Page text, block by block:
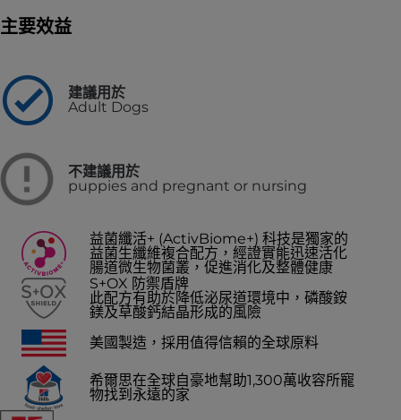
主要效益
建議用於
Adult Dogs
不建議用於
puppies and pregnant or nursing
益菌纖活+ (ActivBiome+) 科技是獨家的
益菌生纖維複合配方，經證實能迅速活化
腸道微生物菌叢，促進消化及整體健康
S+OX 防禦盾牌
此配方有助於降低泌尿道環境中，磷酸銨
鎂及草酸鈣結晶形成的風險
美國製造，採用值得信賴的全球原料
希爾思在全球自豪地幫助1,300萬收容所寵
物找到永遠的家